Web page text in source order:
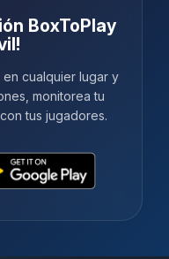
BoxToPlay
cualquier lugar y
monitorea tu
tus jugadores.